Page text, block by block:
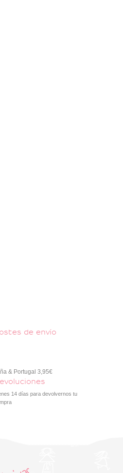
de envío
& Portugal 3,95€
14 días para devolvernos tu